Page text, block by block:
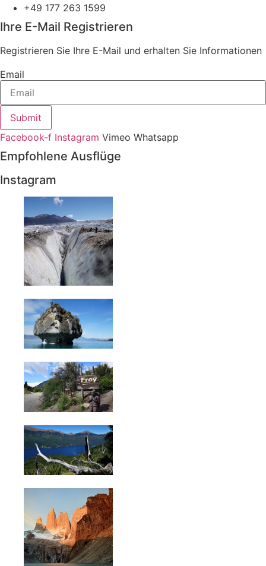
+49 177 263 1599
Ihre E-Mail Registrieren
Registrieren Sie Ihre E-Mail und erhalten Sie Informationen
Email
Submit
Facebook-f Instagram Vimeo Whatsapp
Empfohlene Ausflüge
Instagram